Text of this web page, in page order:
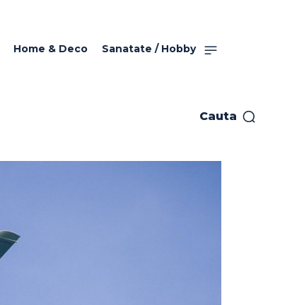
Home & Deco Sanatate / Hobby
Cauta